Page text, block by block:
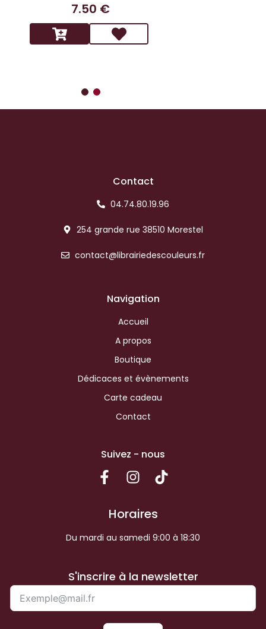
7.50 €
Contact
04.74.80.19.96
254 grande rue 38510 Morestel
contact@librairiedescouleurs.fr
Navigation
Accueil
A propos
Boutique
Dédicaces et évènements
Carte cadeau
Contact
Suivez - nous
Horaires
Du mardi au samedi 9:00 à 18:30
S'inscrire à la newsletter